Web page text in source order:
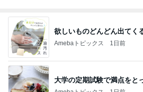
欲しいものどんどん出てく
Amebaトピックス 1日前
大学の定期試験で満点をと